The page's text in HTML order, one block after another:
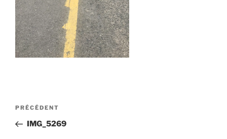
Navigation
l’article
Article
précédent
PRÉCÉDENT
IMG_5269